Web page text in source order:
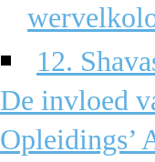
12.
De invloed
Opleidings’